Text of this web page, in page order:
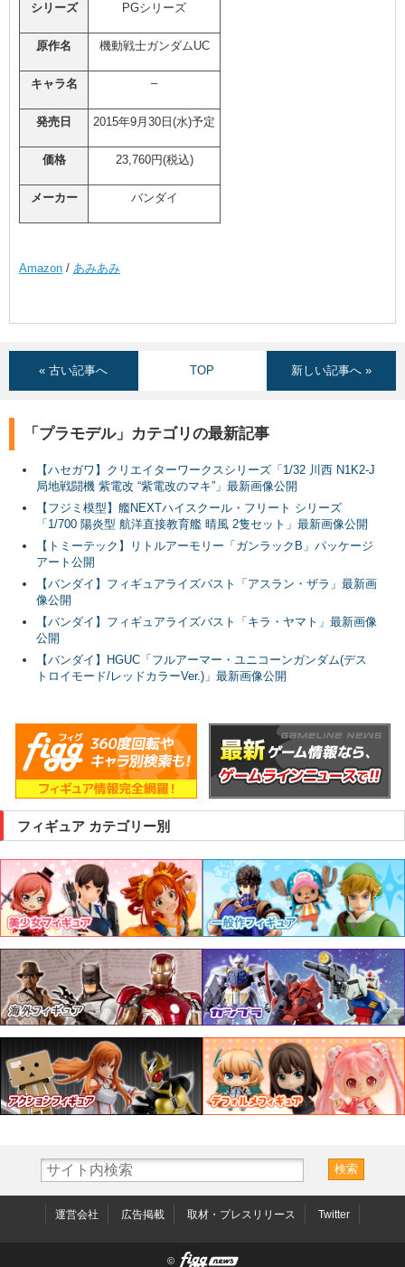
シリーズ PGシリーズ
原作名 機動戦士ガンダムUC
キャラ名 –
発売日 2015年9月30日(水)予定
価格 23,760円(税込)
メーカー バンダイ
Amazon / あみあみ
« 古い記事へ TOP 新しい記事へ »
「プラモデル」カテゴリの最新記事
【ハセガワ】クリエイターワークスシリーズ「1/32 川西 N1K2-J
局地戦闘機 紫電改 “紫電改のマキ”」最新画像公開
【フジミ模型】艦NEXTハイスクール・フリート シリーズ
「1/700 陽炎型 航洋直接教育艦 晴風 2隻セット」最新画像公開
【トミーテック】リトルアーモリー「ガンラックB」パッケージ
アート公開
【バンダイ】フィギュアライズバスト「アスラン・ザラ」最新画
像公開
【バンダイ】フィギュアライズバスト「キラ・ヤマト」最新画像
公開
【バンダイ】HGUC「フルアーマー・ユニコーンガンダム(デス
トロイモード/レッドカラーVer.)」最新画像公開
フィギュア カテゴリー別
運営会社 広告掲載 取材・プレスリリース Twitter
©